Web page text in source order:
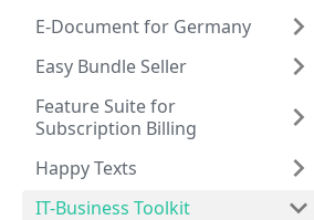
E-Document for Germany
Easy Bundle Seller
Feature Suite for
Subscription Billing
Happy Texts
IT-Business Toolkit